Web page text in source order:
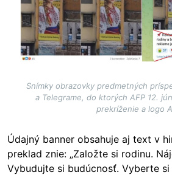
Snímky obrazovky predmetných
a Telegrame, do ktorých AFP 12.
prekríženie a logo
Údajný banner obsahuje aj text v
preklad znie: „Založte si rodinu.
Vybudujte si budúcnosť. Vyberte si